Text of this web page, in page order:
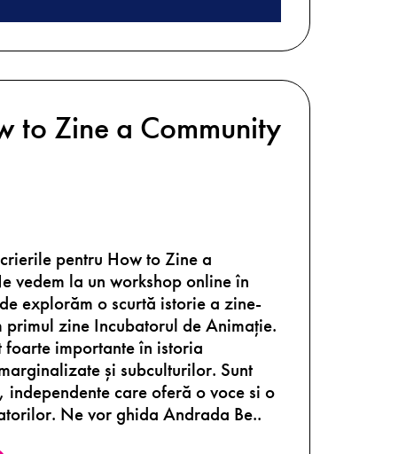
to Zine a Community
pentru How to Zine a
vedem la un workshop online în
explorăm o scurtă istorie a zine-
primul zine Incubatorul de Animație.
foarte importante în istoria
și subculturilor. Sunt
independente care oferă o voce si o
Ne vor ghida Andrada Be..